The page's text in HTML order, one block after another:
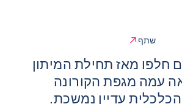
שתף
חלפו מאז תחילת המיתון
עמה מגפת הקורונה
עדיין נמשכת.